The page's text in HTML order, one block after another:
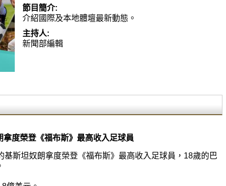
節目簡介:
介紹國際及本地體壇最新動態。
主持人:
新聞部編輯
拿度榮登《福布斯》最高收入足球員
基斯坦奴朗拿度榮登《福布斯》最高收入足球員，18歲的巴